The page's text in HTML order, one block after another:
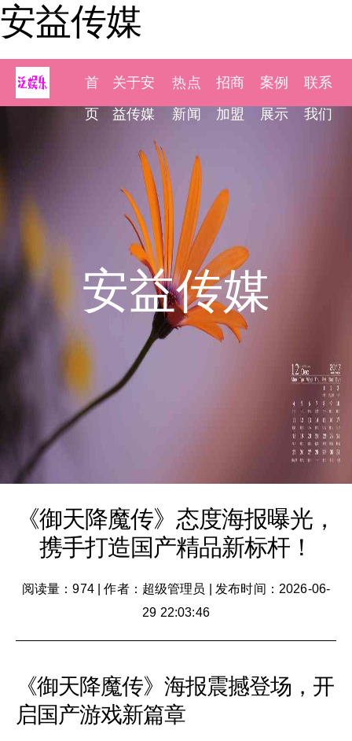
安益传媒
首
页
关于安
益传媒
热点
新闻
招商
加盟
案例
展示
联系
我们
安益传媒
《御天降魔传》态度海报曝光，
携手打造国产精品新标杆！
阅读量：974|作者：超级管理员
发布时间：2026-06-
29 22:03:46
《御天降魔传》海报震撼登场，开
启国产游戏新篇章